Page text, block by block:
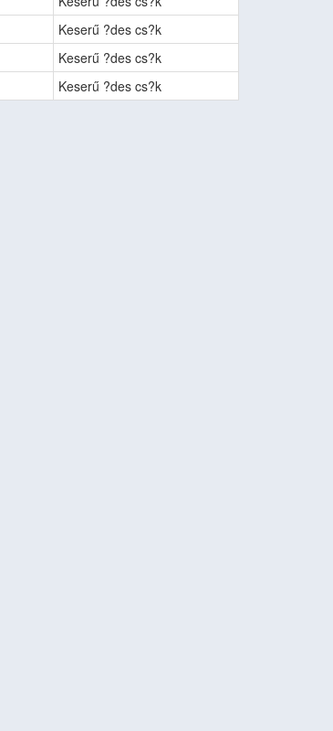
Keserű ?des cs?k
Keserű ?des cs?k
Keserű ?des cs?k